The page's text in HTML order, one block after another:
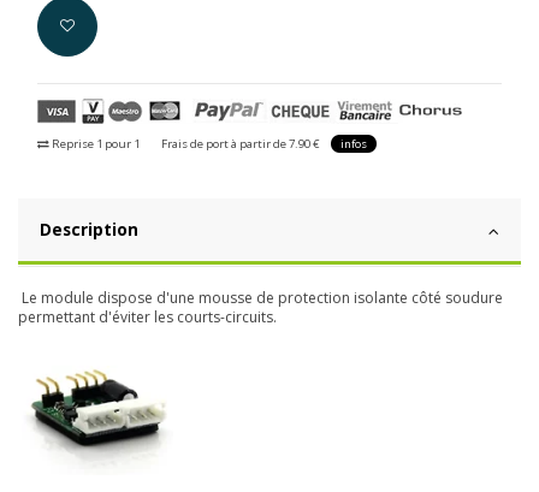
Reprise 1 pour 1 Frais de port à partir de 7.90 € infos
Description
Le module dispose d'une mousse de protection isolante côté soudure
permettant d'éviter les courts-circuits.